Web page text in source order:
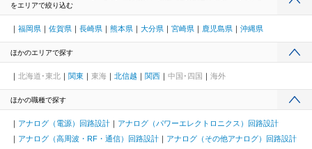
をエリアで絞り込む
福岡県 佐賀県 長崎県 熊本県 大分県 宮崎県 鹿児島県 沖縄県
ほかのエリアで探す
北海道･東北 関東 東海 北信越 関西 中国･四国 海外
ほかの職種で探す
アナログ（電源）回路設計
アナログ（パワーエレクトロニクス）回路設計
アナログ（高周波・RF・通信）回路設計
アナログ（その他アナログ）回路設計